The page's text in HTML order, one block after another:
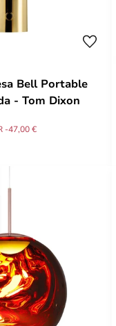
Bell Portable
- Tom Dixon
-47,00 €